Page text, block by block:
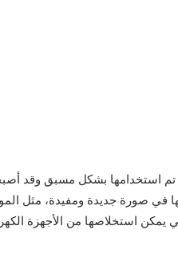
تم استخدامها بشكل مسبق وقد
في صورة جديدة ومفيدة، مثل
يمكن استخلاصها من الأجهزة